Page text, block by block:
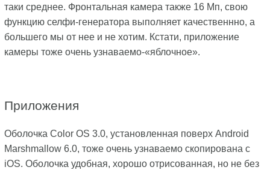
таки среднее. Фронтальная камера также 16 Мп, свою
функцию селфи-генератора выполняет качественнно, а
большего мы от нее и не хотим. Кстати, приложение
камеры тоже очень узнаваемо-«яблочное».
Приложения
Оболочка Color OS 3.0, установленная поверх Android
Marshmallow 6.0, тоже очень узнаваемо скопирована с
iOS. Оболочка удобная, хорошо отрисованная, но не без